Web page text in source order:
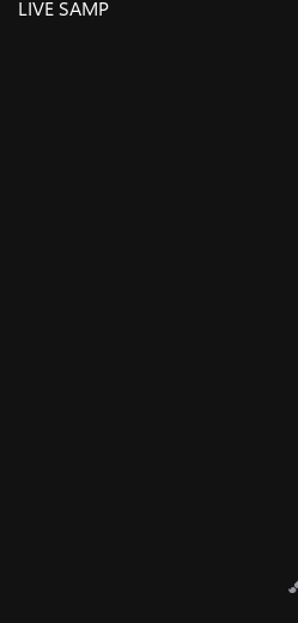
LIVE SAMP